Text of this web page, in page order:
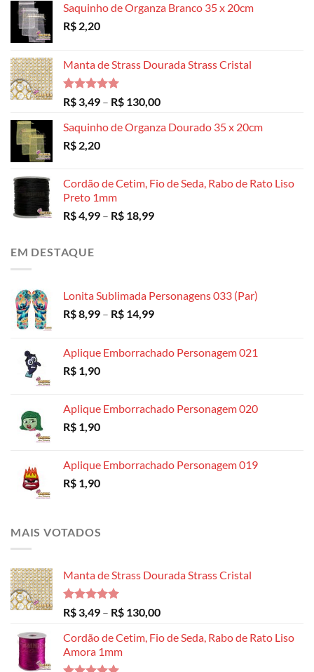
Saquinho de Organza Branco 35 x 20cm
R$ 2,20
Manta de Strass Dourada Strass Cristal
Avaliação
5.00
de 5
R$ 3,49 – R$ 130,00Faixa
preço:
Saquinho de Organza Dourado 35 x 20cm
R$ 2,20
Cordão de Cetim, Fio de Seda, Rabo de Rato Liso
Preto 1mm
R$4,99 – R$ 18,99Faixa
EM DESTAQUE
Lonita Sublimada Personagens 033 (Par)
R$8,99 – R$ 14,99Faixa
R$ 8,99
Aplique Emborrachado Personagem 021
R$ 1,90
Aplique Emborrachado Personagem 020
R$ 1,90
Aplique Emborrachado Personagem 019
R$ 1,90
MAIS VOTADOS
Manta de Strass Dourada Strass Cristal
Avaliação
5.00
de 5
R$ 3,49 – R$ 130,00Faixa
preço:
Cordão de Cetim, Fio de Seda, Rabo de Rato Liso
Amora 1mm